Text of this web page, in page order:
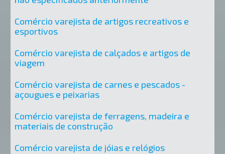
Comércio varejista de artigos recreativos e
esportivos
Comércio varejista de calçados e artigos de
viagem
Comércio varejista de carnes e pescados -
açougues e peixarias
Comércio varejista de ferragens, madeira e
materiais de construção
Comércio varejista de jóias e relógios